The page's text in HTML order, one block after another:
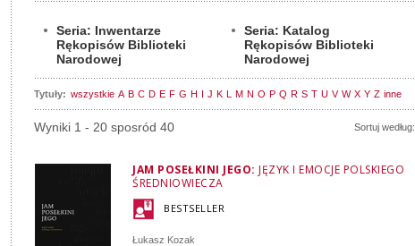
Seria: Inwentarze
Rękopisów Biblioteki
Narodowej
Seria: Katalog
Rękopisów Biblioteki
Narodowej
Tytuły: wszystkie A B C D E F G H I J K L M N O P Q R S T U V W X Y Z inne
Sortuj według:
Wyniki 1 - 20 sposród 40
JAM POSEŁKINI JEGO: JĘZYK I EMOCJE POLSKIEGO
ŚREDNIOWIECZA
BESTSELLER
Łukasz Kozak